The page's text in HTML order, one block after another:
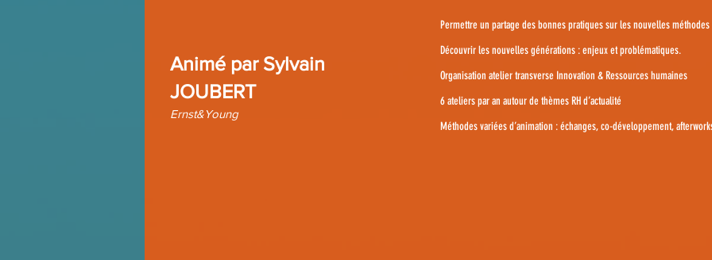
Animé par Sylvain
JOUBERT
Ernst&Young
Permettre un partage des bonnes pratiques sur les nouvelles
Découvrir les nouvelles générations : enjeux et problématiques.
Organisation atelier transverse Innovation & Ressources humaines
6 ateliers par an autour de thèmes RH d’actualité
Méthodes variées d’animation : échanges, co-développement,